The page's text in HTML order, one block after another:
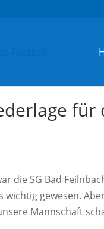
für
die SG Bad
wichtig gewesen.
Mannschaft